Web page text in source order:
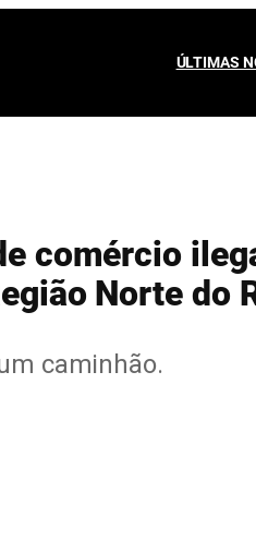
ÚLTIMAS
comércio
Norte do
caminhão.